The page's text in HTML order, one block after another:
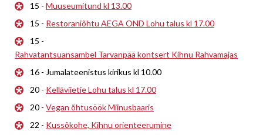
15 - Muuseumitund kl 13.00
15 - Restoraniõhtu AEGA OND Lohu talus kl 17.00
15 -
Rahvatantsuansambel Tarvanpää kontsert Kihnu Rahvamajas
16 - Jumalateenistus kirikus kl 10.00
20 - Kelläviietie Lohu talus kl 17.00
20 - Vegan õhtusöök Miinusbaaris
22 - Kussõkohe, Kihnu orienteerumine